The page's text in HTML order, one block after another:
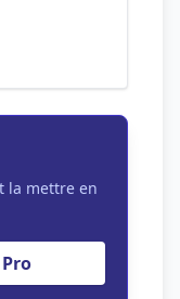
la mettre en